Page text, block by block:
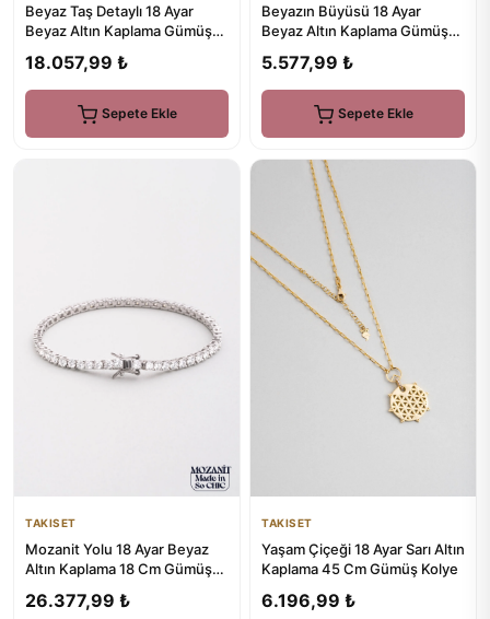
Beyaz Taş Detaylı 18 Ayar
Beyaz Altın Kaplama Gümüş
18.057,99 ₺
Sepete Ekle
Beyazın Büyüsü 18 Ayar
Beyaz Altın Kaplama Gümüş
5.577,99 ₺
Sepete Ekle
TAKISET
Mozanit Yolu 18 Ayar Beyaz
Altın Kaplama 18 Cm Gümüş
26.377,99 ₺
TAKISET
Yaşam Çiçeği 18 Ayar Sarı Altın
Kaplama 45 Cm Gümüş Kolye
6.196,99 ₺